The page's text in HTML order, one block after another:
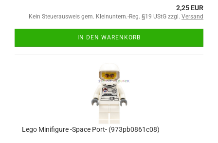
2,25 EUR
Kein Steuerausweis gem. Kleinuntern.-Reg. §19 UStG zzgl. Versand
IN DEN WARENKORB
Lego Minifigure -Space Port- (973pb0861c08)